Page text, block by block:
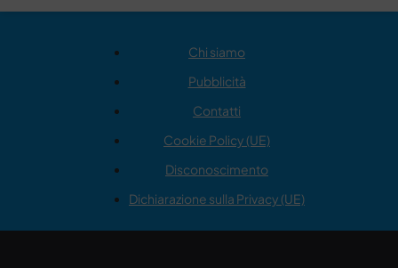
Chi siamo
Pubblicità
Contatti
Cookie Policy (UE)
Disconoscimento
Dichiarazione sulla Privacy (UE)